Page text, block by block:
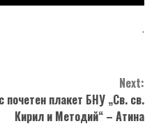
.
Next:
почетен плакет БНУ „Св. св.
Кирил и Методий“ – Атина